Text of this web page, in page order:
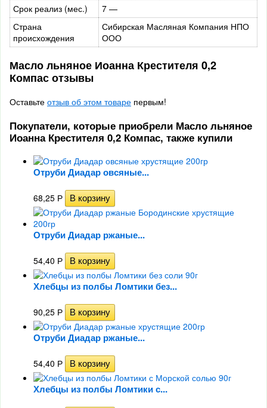
Срок реализ (мес.)
7 —
Страна
происхождения
Сибирская Масляная Компания НПО
ООО
Масло льняное Иоанна Крестителя 0,2
Компас отзывы
Оставьте отзыв об этом товаре первым!
Покупатели, которые приобрели Масло льняное
Иоанна Крестителя 0,2 Компас, также купили
Отруби Диадар овсяные...
68,25 Р
Отруби Диадар ржаные...
54,40 Р
Хлебцы из полбы Ломтики без...
90,25 Р
Отруби Диадар ржаные...
54,40 Р
Хлебцы из полбы Ломтики с...